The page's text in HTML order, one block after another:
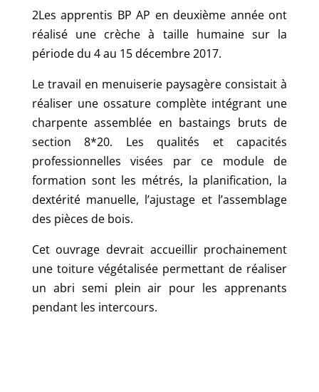
2Les apprentis BP AP en deuxième année ont
réalisé une crèche à taille humaine sur la
période du 4 au 15 décembre 2017.
Le travail en menuiserie paysagère consistait à
réaliser une ossature complète intégrant une
charpente assemblée en bastaings bruts de
section 8*20. Les qualités et capacités
professionnelles visées par ce module de
formation sont les métrés, la planification, la
dextérité manuelle, l’ajustage et l’assemblage
des pièces de bois.
Cet ouvrage devrait accueillir prochainement
une toiture végétalisée permettant de réaliser
un abri semi plein air pour les apprenants
pendant les intercours.